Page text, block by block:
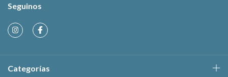
Seguinos
Categorías